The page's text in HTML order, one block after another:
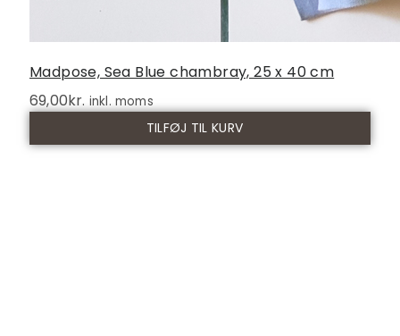
Madpose, Sea Blue chambray, 25 x 40 cm
69,00kr. inkl. moms
TILFØJ TIL KURV